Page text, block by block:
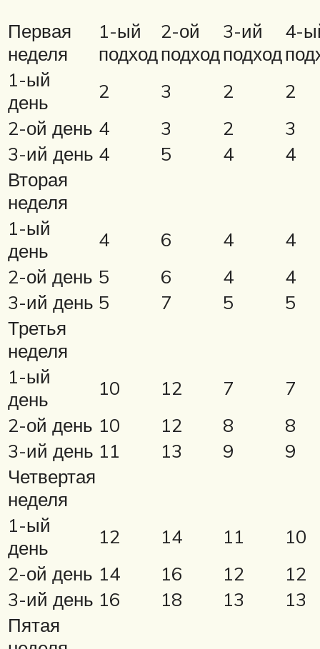
Первая
неделя
1-ый
подход
2-ой
подход
3-ий
подход
4-
1-ый
день
2 3 2
2
2-ой день 4 3 2
3
3-ий день 4 5 4
4
Вторая
неделя
1-ый
день
4 6 4
4
2-ой день 5 6 4
4
3-ий день 5 7 5
5
Третья
неделя
1-ый
день
10 12 7
7
2-ой день 10 12 8
8
3-ий день 11 13 9
9
Четвертая
неделя
1-ый
день
12 14 11
10
2-ой день 14 16 12
12
3-ий день 16 18 13
13
Пятая